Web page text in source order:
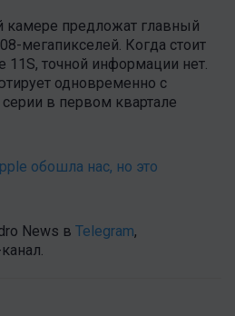
камере предложат главный
мегапикселей. Когда стоит
11S, точной информации нет.
одновременно с
в первом квартале
обошла нас, но это
News в Telegram,
.